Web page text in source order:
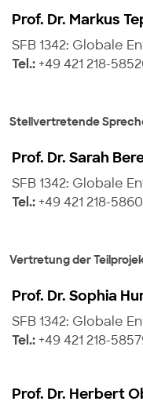
Prof. Dr. Markus
SFB 1342: Globale
Tel.: +49 421 218-
Stellvertretende
Prof. Dr. Sarah
SFB 1342: Globale
Tel.: +49 421 218-
Vertretung der
Prof. Dr. Sophia
SFB 1342: Globale
Tel.: +49 421 218-
Prof. Dr. Herbert